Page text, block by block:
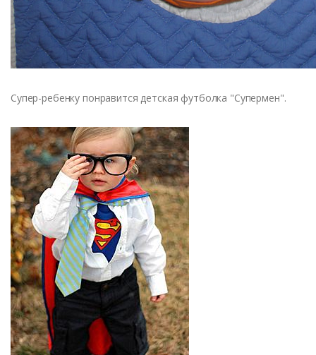
Супер-ребенку понравится детская футболка "Супермен".